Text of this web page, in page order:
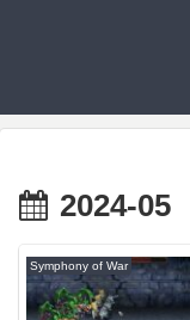
2024-05
Symphony of War